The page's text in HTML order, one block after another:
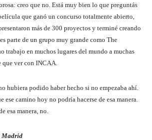
creo que no. Está muy bien lo que preguntás
que ganó un concurso totalmente abierto,
más de 300 proyectos y terminé creando
parte de un grupo muy grande como The
trabajo en muchos lugares del mundo a muchas
ver con INCAA.
hubiera podido haber hecho si no empezaba ahí.
ese camino hoy no podría hacerse de esa manera.
esa manera, no.
Madrid